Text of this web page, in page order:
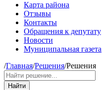
Карта района
Отзывы
Контакты
Обращения к депутату
Новости
Муниципальная газета
/Главная/Решения/Решения
Найти